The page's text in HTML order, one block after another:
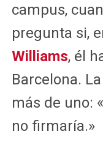
campus,
pregunta si,
Williams, él
Barcelona.
más de uno:
no firmaría.»